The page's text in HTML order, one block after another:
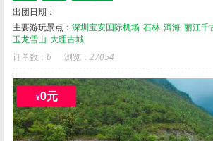
出团日期：
主要游玩景点：深圳宝安国际机场 石林 洱海 丽江千
玉龙雪山 大理古城
订单数： 6 浏览：27054
¥0元